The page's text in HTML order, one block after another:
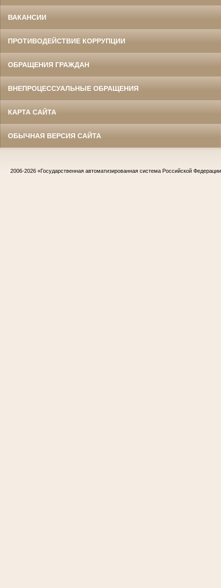
ВАКАНСИИ
ПРОТИВОДЕЙСТВИЕ КОРРУПЦИИ
ОБРАЩЕНИЯ ГРАЖДАН
ВНЕПРОЦЕССУАЛЬНЫЕ ОБРАЩЕНИЯ
КАРТА САЙТА
ОБЫЧНАЯ ВЕРСИЯ САЙТА
2006-2026 «Государственная автоматизированная система Российской